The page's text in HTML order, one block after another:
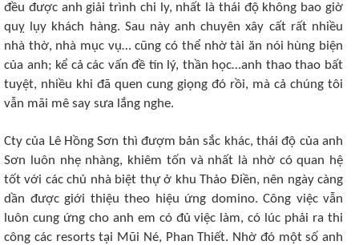
đều được anh giải trình chi ly, nhất là thái độ không bao giờ
quỵ lụy khách hàng. Sau này anh chuyên xây cất rất nhiều
nhà thờ, nhà mục vụ… cũng có thể nhờ tài ăn nói hùng biện
của anh; kể cả các vấn đề tín lý, thần học…anh thao thao bất
tuyệt, nhiều khi đã quen cung giọng đó rồi, mà cả chúng tôi
vẫn mãi mê say sưa lắng nghe.
Cty của Lê Hồng Sơn thì đượm bản sắc khác, thái độ của anh
Sơn luôn nhẹ nhàng, khiêm tốn và nhất là nhờ có quan hệ
tốt với các chủ nhà biệt thự ở khu Thảo Điền, nên ngày càng
dần được giới thiệu theo hiệu ứng domino. Công việc vẫn
luôn cung ứng cho anh em có đủ việc làm, có lúc phải ra thi
công các resorts tại Mũi Né, Phan Thiết. Nhờ đó một số anh